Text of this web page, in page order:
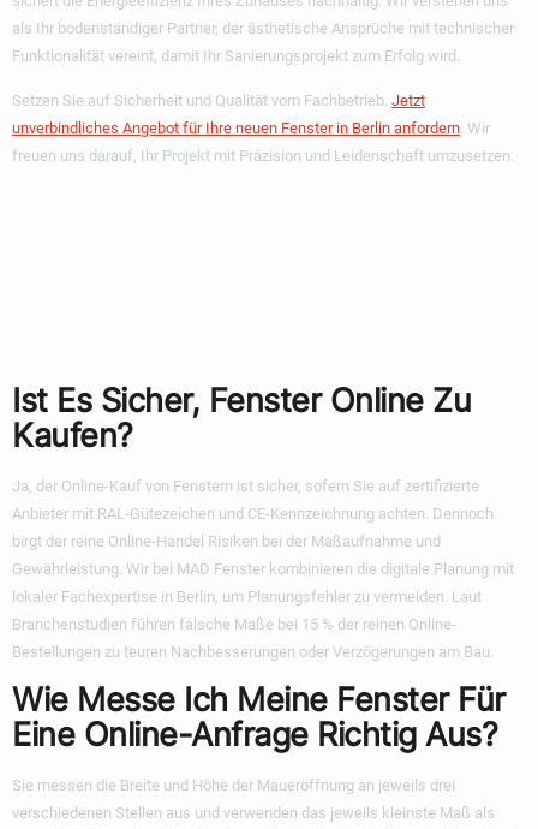
als Ihr bodenständiger Partner, der ästhetische Ansprüche mit technischer
Funktionalität vereint, damit Ihr Sanierungsprojekt zum Erfolg wird.
Setzen Sie auf Sicherheit und Qualität vom Fachbetrieb. Jetzt
unverbindliches Angebot für Ihre neuen Fenster in Berlin anfordern. Wir
freuen uns darauf, Ihr Projekt mit Präzision und Leidenschaft umzusetzen.
Ist Es Sicher, Fenster Online Zu
Kaufen?
Ja, der Online-Kauf von Fenstern ist sicher, sofern Sie auf zertifizierte
Anbieter mit RAL-Gütezeichen und CE-Kennzeichnung achten. Dennoch
birgt der reine Online-Handel Risiken bei der Maßaufnahme und
Gewährleistung. Wir bei MAD Fenster kombinieren die digitale Planung mit
lokaler Fachexpertise in Berlin, um Planungsfehler zu vermeiden. Laut
Branchenstudien führen falsche Maße bei 15 % der reinen Online-
Bestellungen zu teuren Nachbesserungen oder Verzögerungen am Bau.
Wie Messe Ich Meine Fenster Für
Eine Online-Anfrage Richtig Aus?
Sie messen die Breite und Höhe der Maueröffnung an jeweils drei
verschiedenen Stellen aus und verwenden das jeweils kleinste Maß als